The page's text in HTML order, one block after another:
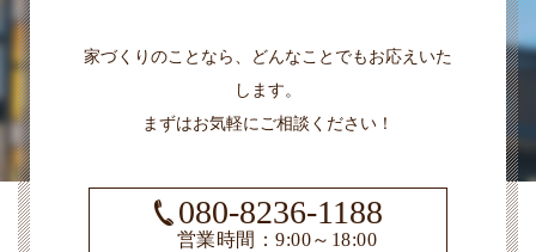
家づくりのことなら、どんなことでもお応えいた
します。
まずはお気軽にご相談ください！
080-8236-1188
営業時間：9:00～18:00